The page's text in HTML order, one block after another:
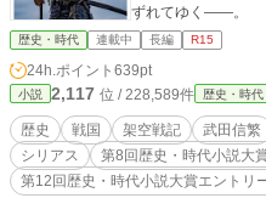
ずれてゆく――。 この作品は、武田信繁というひとりの武
将の生存によって、
た、大河if戦記である。 ＊ノベルアッププラス・小説
ろうにも、同内容の
り）。
歴史・時代 連載中 長編 R15
24h.ポイント 639pt
小説 2,117 位 / 228,589件 歴史・時代
歴史 戦国 架空戦記 武田信繁
シリアス
第8回歴史・時代小説大
第12回歴史・時代小説大賞エントリ